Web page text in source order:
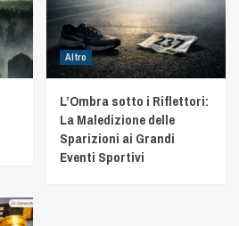
Altro
L’Ombra sotto i Riflettori:
La Maledizione delle
Sparizioni ai Grandi
Eventi Sportivi